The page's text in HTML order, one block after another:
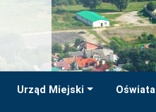
Urząd Miejski Oświata